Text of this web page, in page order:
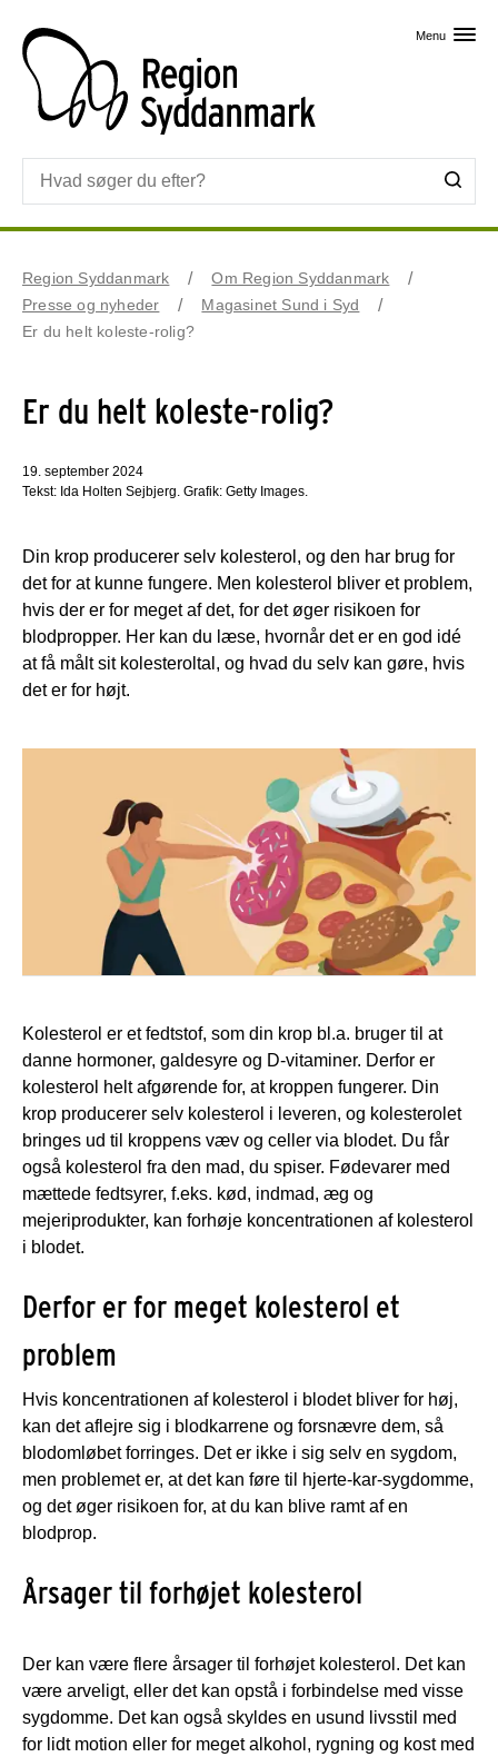
Menu
Region Syddanmark
Om Region Syddanmark
Presse og nyheder
Magasinet Sund i Syd
Er du helt koleste-rolig?
Er du helt koleste-rolig?
19. september 2024
Tekst: Ida Holten Sejbjerg. Grafik: Getty Images.
Din krop producerer selv kolesterol, og den har brug for
det for at kunne fungere. Men kolesterol bliver et problem,
hvis der er for meget af det, for det øger risikoen for
blodpropper. Her kan du læse, hvornår det er en god idé
at få målt sit kolesteroltal, og hvad du selv kan gøre, hvis
det er for højt.
Kolesterol er et fedtstof, som din krop bl.a. bruger til at
danne hormoner, galdesyre og D-vitaminer. Derfor er
kolesterol helt afgørende for, at kroppen fungerer. Din
krop producerer selv kolesterol i leveren, og kolesterolet
bringes ud til kroppens væv og celler via blodet. Du får
også kolesterol fra den mad, du spiser. Fødevarer med
mættede fedtsyrer, f.eks. kød, indmad, æg og
mejeriprodukter, kan forhøje koncentrationen af kolesterol
i blodet.
Derfor er for meget kolesterol et
problem
Hvis koncentrationen af kolesterol i blodet bliver for høj,
kan det aflejre sig i blodkarrene og forsnævre dem, så
blodomløbet forringes. Det er ikke i sig selv en sygdom,
men problemet er, at det kan føre til hjerte-kar-sygdomme,
og det øger risikoen for, at du kan blive ramt af en
blodprop.
Årsager til forhøjet kolesterol
Der kan være flere årsager til forhøjet kolesterol. Det kan
være arveligt, eller det kan opstå i forbindelse med visse
sygdomme. Det kan også skyldes en usund livsstil med
for lidt motion eller for meget alkohol, rygning og kost med